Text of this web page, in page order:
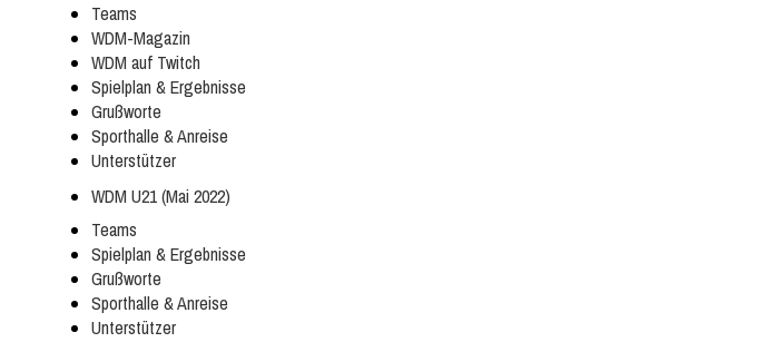
Teams
WDM-Magazin
WDM auf Twitch
Spielplan & Ergebnisse
Grußworte
Sporthalle & Anreise
Unterstützer
WDM U21 (Mai 2022)
Teams
Spielplan & Ergebnisse
Grußworte
Sporthalle & Anreise
Unterstützer